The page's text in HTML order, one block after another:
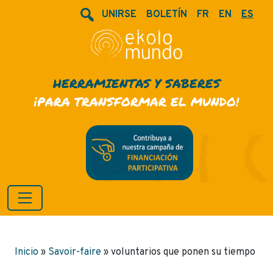
UNIRSE BOLETÍN FR EN ES
HERRAMIENTAS Y SABERES
¡PARA TRANSFORMAR EL MUNDO!
Inicio » Savoir-faire » voluntarios que ponen su tiempo